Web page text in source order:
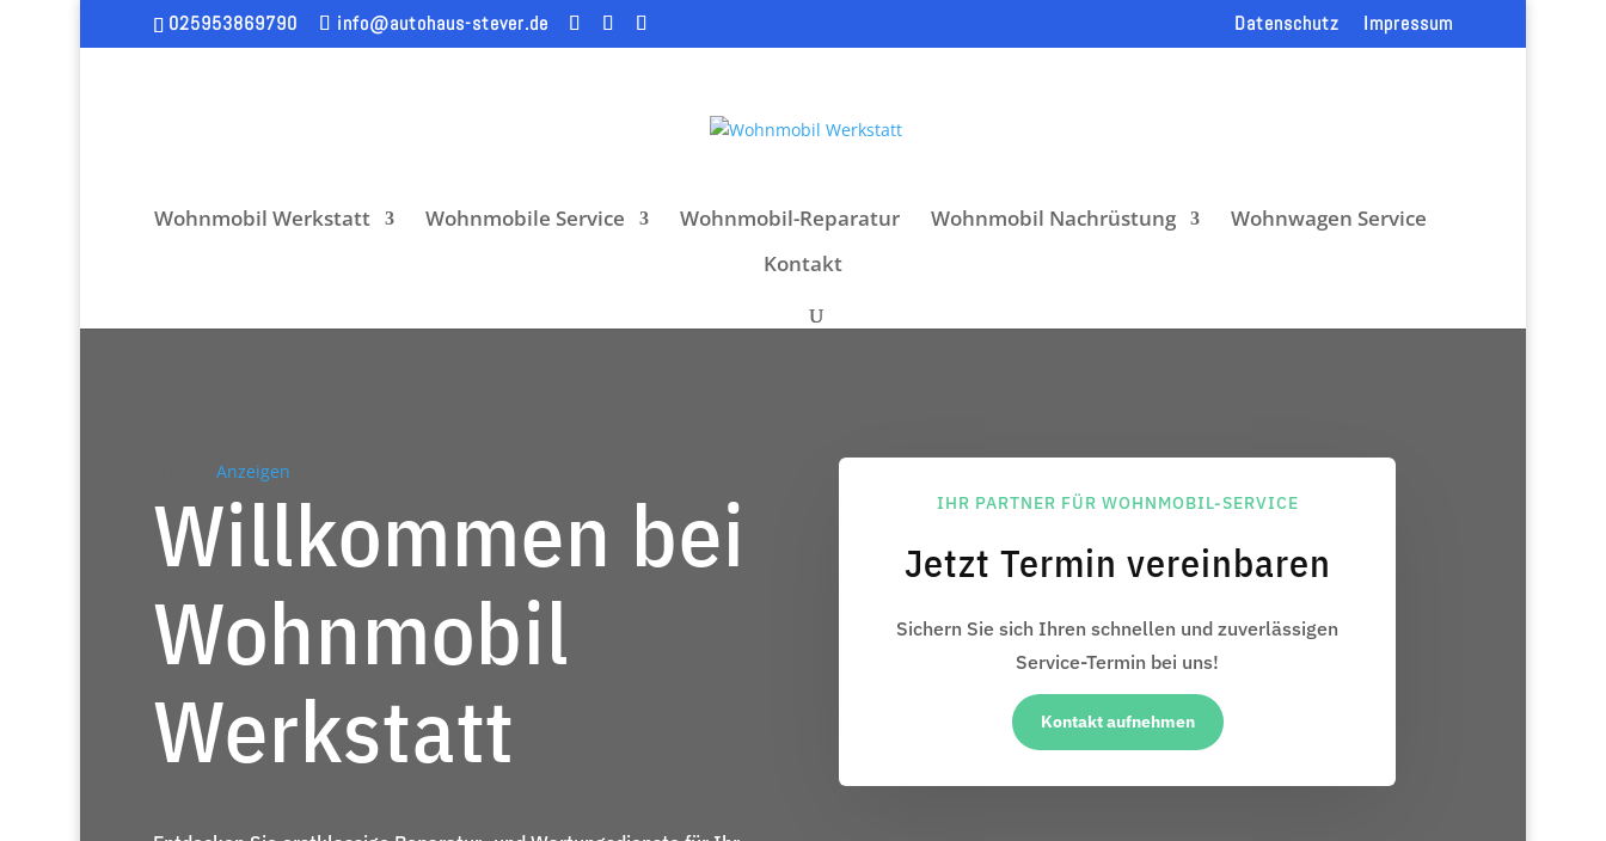
025953869790 info@autohaus-stever.de Datenschutz Impressum
Wohnmobil Werkstatt Wohnmobile Service Wohnmobil-Reparatur Wohnmobil Nachrüstung
Wohnwagen Service
Kontakt
Anzeigen
Willkommen bei
Wohnmobil
Werkstatt
IHR PARTNER FÜR WOHNMOBIL-SERVICE
Jetzt Termin vereinbaren
Sichern Sie sich Ihren schnellen und zuverlässigen
Service-Termin bei uns!
Kontakt aufnehmen